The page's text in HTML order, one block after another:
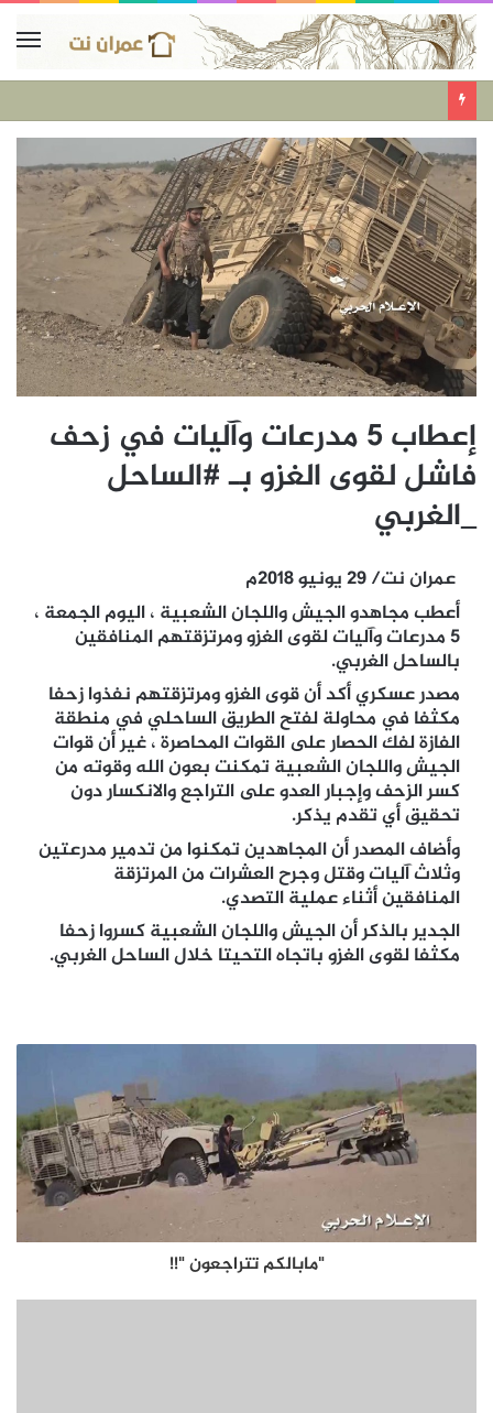
إعطاب 5 مدرعات وآليات في زحف
فاشل لقوى الغزو بـ #الساحل
_الغربي
عمران نت/ 29 يونيو 2018م
أعطب مجاهدو الجيش واللجان الشعبية ، اليوم الجمعة ،
5 مدرعات وآليات لقوى الغزو ومرتزقتهم المنافقين
بالساحل الغربي.
مصدر عسكري أكد أن قوى الغزو ومرتزقتهم نفذوا زحفا
مكثفا في محاولة لفتح الطريق الساحلي في منطقة
الفازة لفك الحصار على القوات المحاصرة ، غير أن قوات
الجيش واللجان الشعبية تمكنت بعون الله وقوته من
كسر الزحف وإجبار العدو على التراجع والانكسار دون
تحقيق أي تقدم يذكر.
وأضاف المصدر أن المجاهدين تمكنوا من تدمير مدرعتين
وثلاث آليات وقتل وجرح العشرات من المرتزقة
المنافقين أثناء عملية التصدي.
الجدير بالذكر أن الجيش واللجان الشعبية كسروا زحفا
مكثفا لقوى الغزو باتجاه التحيتا خلال الساحل الغربي.
"مابالكم تتراجعون "!!